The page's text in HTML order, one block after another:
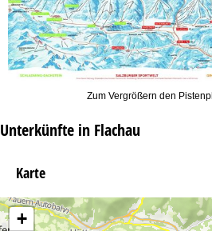
Zum Vergrößern den
Unterkünfte in Flachau
Karte
+